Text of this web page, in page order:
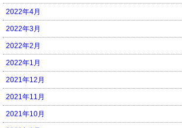
2022年4月
2022年3月
2022年2月
2022年1月
2021年12月
2021年11月
2021年10月